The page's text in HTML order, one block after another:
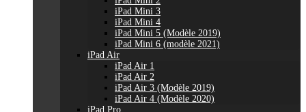
iPad Mini 3
iPad Mini 4
iPad Mini 5 (Modèle 2019)
iPad Mini 6 (modèle 2021)
iPad Air
iPad Air 1
iPad Air 2
iPad Air 3 (Modèle 2019)
iPad Air 4 (Modèle 2020)
iPad Pro